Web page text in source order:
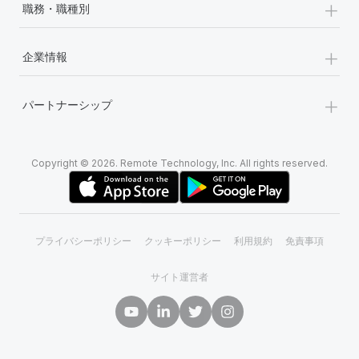
職務・職種別 +
企業情報 +
パートナーシップ +
Copyright © 2026. Remote Technology, Inc. All rights reserved.
プライバシーポリシー クッキーポリシー 利用規約 免責事項
サイト運営者